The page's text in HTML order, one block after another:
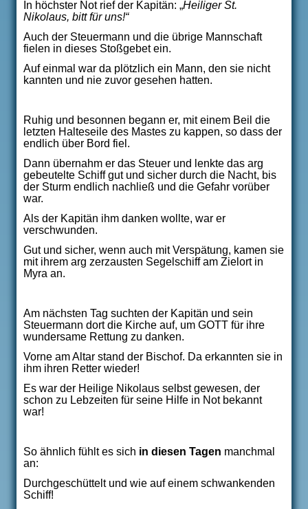
In höchster Not rief der Kapitän: „Heiliger St.
Nikolaus, bitt für uns!“
Auch der Steuermann und die übrige Mannschaft
fielen in dieses Stoßgebet ein.
Auf einmal war da plötzlich ein Mann, den sie nicht
kannten und nie zuvor gesehen hatten.
Ruhig und besonnen begann er, mit einem Beil die
letzten Halteseile des Mastes zu kappen, so dass der
endlich über Bord fiel.
Dann übernahm er das Steuer und lenkte das arg
gebeutelte Schiff gut und sicher durch die Nacht, bis
der Sturm endlich nachließ und die Gefahr vorüber
war.
Als der Kapitän ihm danken wollte, war er
verschwunden.
Gut und sicher, wenn auch mit Verspätung, kamen sie
mit ihrem arg zerzausten Segelschiff am Zielort in
Myra an.
Am nächsten Tag suchten der Kapitän und sein
Steuermann dort die Kirche auf, um GOTT für ihre
wundersame Rettung zu danken.
Vorne am Altar stand der Bischof. Da erkannten sie in
ihm ihren Retter wieder!
Es war der Heilige Nikolaus selbst gewesen, der
schon zu Lebzeiten für seine Hilfe in Not bekannt
war!
So ähnlich fühlt es sich in diesen Tagen manchmal
an:
Durchgeschüttelt und wie auf einem schwankenden
Schiff!